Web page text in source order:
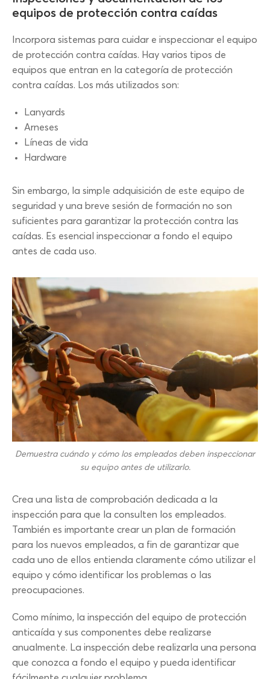
equipos de protección contra caídas
Incorpora sistemas para cuidar e inspeccionar el equipo
de protección contra caídas. Hay varios tipos de
equipos que entran en la categoría de protección
contra caídas. Los más utilizados son:
Lanyards
Arneses
Líneas de vida
Hardware
Sin embargo, la simple adquisición de este equipo de
seguridad y una breve sesión de formación no son
suficientes para garantizar la protección contra las
caídas. Es esencial inspeccionar a fondo el equipo
antes de cada uso.
Demuestra cuándo y cómo los empleados deben inspeccionar
su equipo antes de utilizarlo.
Crea una lista de comprobación dedicada a la
inspección para que la consulten los empleados.
También es importante crear un plan de formación
para los nuevos empleados, a fin de garantizar que
cada uno de ellos entienda claramente cómo utilizar el
equipo y cómo identificar los problemas o las
preocupaciones.
Como mínimo, la inspección del equipo de protección
anticaída y sus componentes debe realizarse
anualmente. La inspección debe realizarla una persona
que conozca a fondo el equipo y pueda identificar